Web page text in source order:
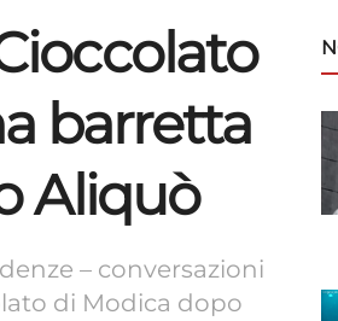
barretta
Aliquò
– conversazioni
di Modica dopo